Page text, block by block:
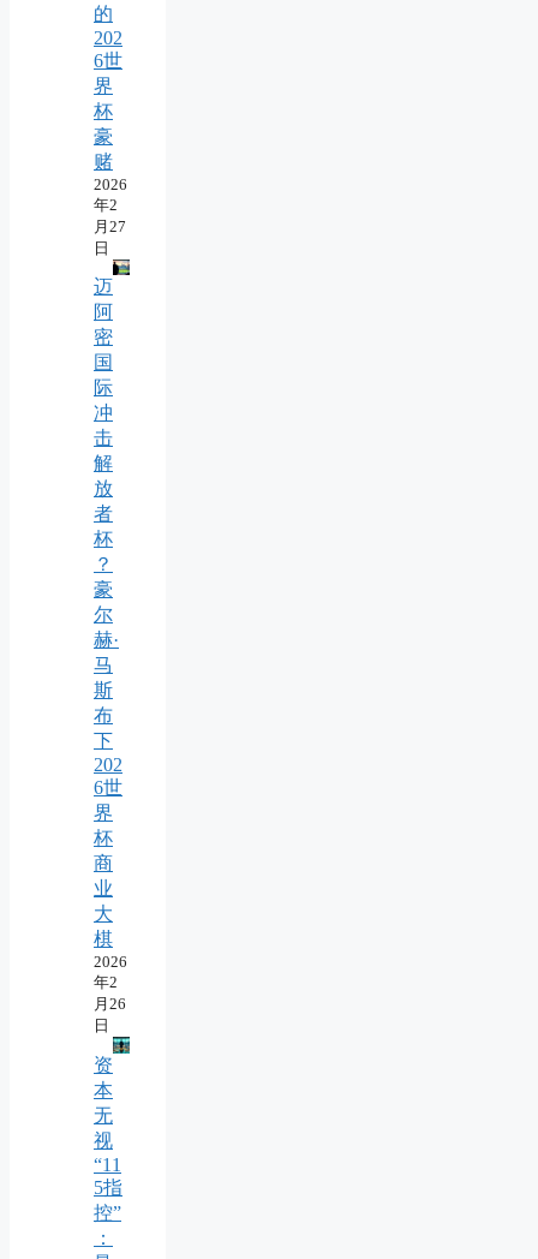
的
202
6世
界
杯
豪
赌
2026
年2
月27
日
迈
阿
密
国
际
冲
击
解
放
者
杯
？
豪
尔
赫·
马
斯
布
下
202
6世
界
杯
商
业
大
棋
2026
年2
月26
日
资
本
无
视
“11
5指
控”
：